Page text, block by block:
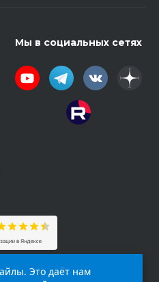
Мы в социальных сетях
Это даёт нам